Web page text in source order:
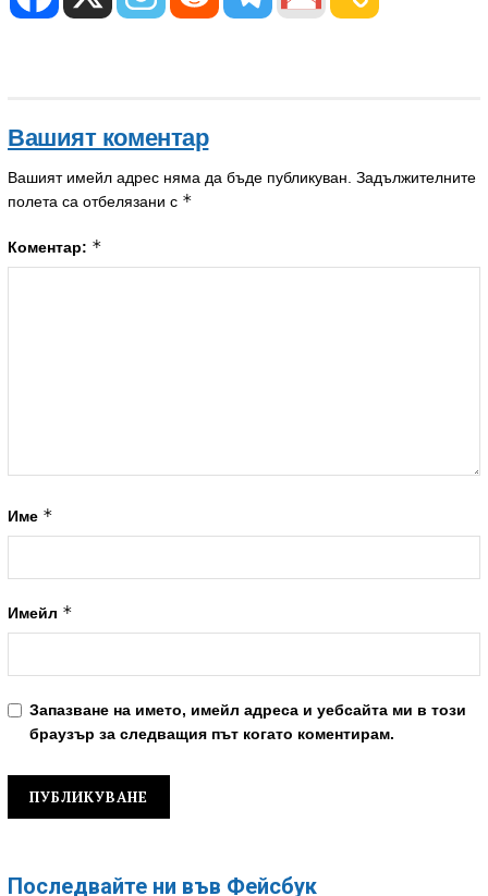
Вашият коментар
Вашият имейл адрес няма да бъде публикуван. Задължителните
полета са отбелязани с *
Коментар: *
Име *
Имейл *
Запазване на името, имейл адреса и уебсайта ми в този
браузър за следващия път когато коментирам.
Последвайте ни във Фейсбук